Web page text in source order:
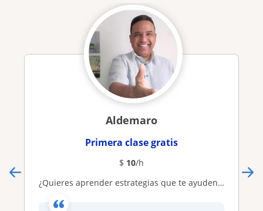
Aldemaro
Primera clase gratis
$ 10/h
¿Quieres aprender estrategias que te ayuden a tener seguridad en ti mismo? Entonces cuenta conmigo